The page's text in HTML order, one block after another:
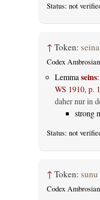
Status: not
↑ Token:
Codex
Lemmaseins:
WS 1910, p.
daher nur in
strong
Status: not
↑ Token: sunu
Codex